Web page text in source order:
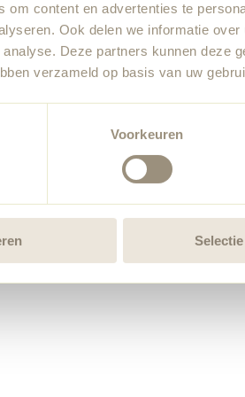
om content en advertenties te
Ook delen we informatie
Deze partners kunnen deze
verzameld op basis van uw
Voorkeuren